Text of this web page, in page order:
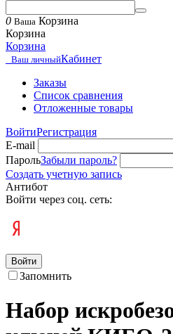
0 Ваша Корзина
Корзина
Корзина
Ваш личныйКабинет
Заказы
Список сравнения
Отложенные товары
ВойтиРегистрация
E-mail
ПарольЗабыли пароль?
Создать учетную запись
Антибот
Войти через соц. сеть:
Войти
Запомнить
Набор